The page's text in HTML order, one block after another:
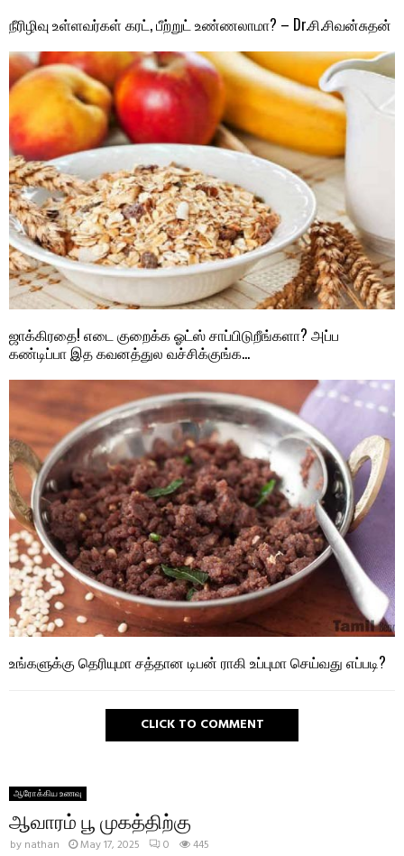
நீரிழிவு உள்ளவர்கள் கரட், பீற்றுட் உண்ணலாமா? – Dr.சி.சிவன்சுதன்
ஜாக்கிரதை! எடை குறைக்க ஓட்ஸ் சாப்பிடுறீங்களா? அப்ப
கண்டிப்பா இத கவனத்துல வச்சிக்குங்க…
உங்களுக்கு தெரியுமா சத்தான டிபன் ராகி உப்புமா செய்வது எப்படி?
CLICK TO COMMENT
ஆரோக்கிய உணவு
ஆவாரம் பூ முகத்திற்கு
by nathan May 17, 2025 0 445